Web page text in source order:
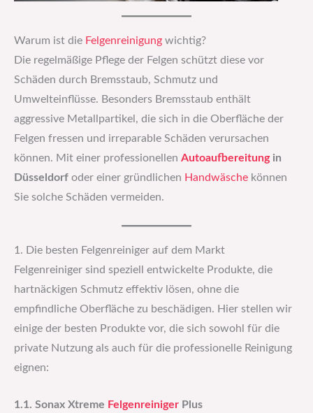
Warum ist die Felgenreinigung wichtig?
Die regelmäßige Pflege der Felgen schützt diese vor
Schäden durch Bremsstaub, Schmutz und
Umwelteinflüsse. Besonders Bremsstaub enthält
aggressive Metallpartikel, die sich in die Oberfläche der
Felgen fressen und irreparable Schäden verursachen
können. Mit einer professionellen Autoaufbereitungin
Düsseldorf oder einer gründlichen Handwäsche können
Sie solche Schäden vermeiden.
1. Die besten Felgenreiniger auf dem Markt
Felgenreiniger sind speziell entwickelte Produkte, die
hartnäckigen Schmutz effektiv lösen, ohne die
empfindliche Oberfläche zu beschädigen. Hier stellen wir
einige der besten Produkte vor, die sich sowohl für die
private Nutzung als auch für die professionelle Reinigung
eignen:
1.1. Sonax Xtreme Felgenreiniger Plus